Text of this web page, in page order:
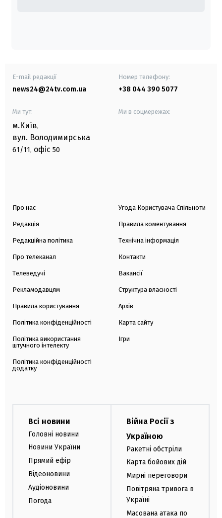
E-mail редакції
news24@24tv.com.ua
Номер телефону:
+38 044 390 5077
Ми тут:
м.Київ,
вул. Володимирська
61/11, офіс 50
Ми в соцмережах:
Про нас
Редакція
Редакційна політика
Про телеканал
Телеведучі
Рекламодавцям
Правила користування
Політика конфіденційності
Політика використання
штучного інтелекту
Політика конфіденційності
додатку
Угода Користувача Спільноти
Правила коментування
Технічна інформація
Контакти
Вакансії
Структура власності
Архів
Карта сайту
Ігри
Всі новини
Головні новини
Новини України
Прямий ефір
Відеоновини
Аудіоновини
Погода
Війна Росії з
Україною
Ракетні обстріли
Карта бойових дій
Мирні переговори
Повітряна тривога в
Україні
Масована атака по